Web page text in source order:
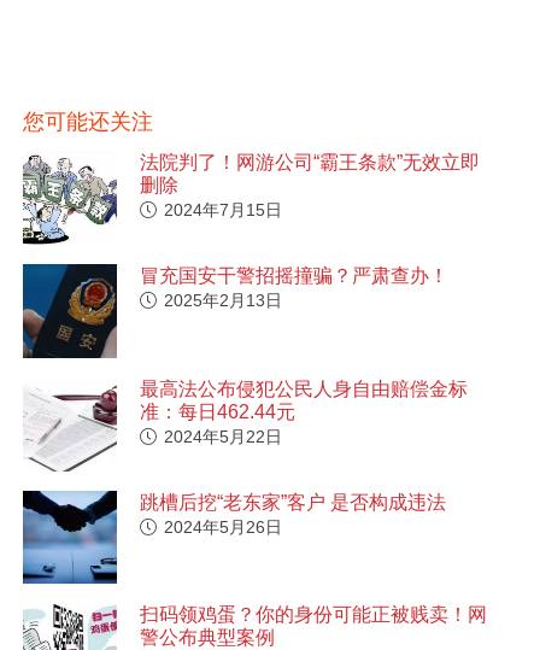
您可能还关注
法院判了！网游公司“霸王条款”无效立即
删除
2024年7月15日
冒充国安干警招摇撞骗？严肃查办！
2025年2月13日
最高法公布侵犯公民人身自由赔偿金标
准：每日462.44元
2024年5月22日
跳槽后挖“老东家”客户 是否构成违法
2024年5月26日
扫码领鸡蛋？你的身份可能正被贱卖！网
警公布典型案例